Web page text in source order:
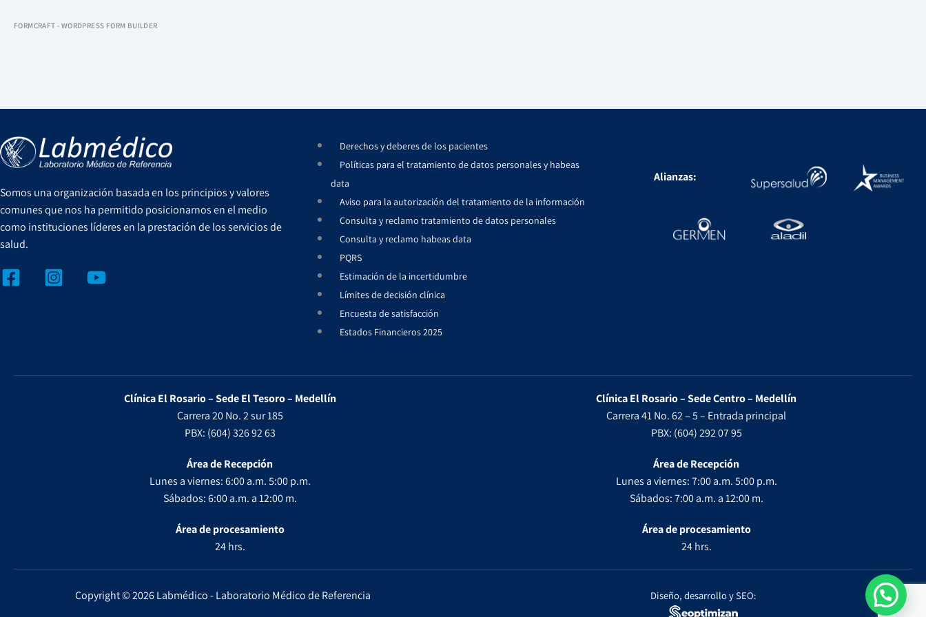
FORMCRAFT - WORDPRESS FORM BUILDER
Somos una organización basada en los principios y valores
comunes que nos ha permitido posicionarnos en el medio
como instituciones líderes en la prestación de los servicios de
salud.
Derechos y deberes de los pacientes
Políticas para el tratamiento de datos personales y habeas
data
Aviso para la autorización del tratamiento de la información
Consulta y reclamo tratamiento de datos personales
Consulta y reclamo habeas data
PQRS
Estimación de la incertidumbre
Límites de decisión clínica
Encuesta de satisfacción
Estados Financieros 2025
Alianzas:
Clínica El Rosario – Sede El Tesoro – Medellín
Carrera 20 No. 2 sur 185
PBX: (604) 326 92 63
Área de Recepción
Lunes a viernes: 6:00 a.m. 5:00 p.m.
Sábados: 6:00 a.m. a 12:00 m.
Área de procesamiento
24 hrs.
Clínica El Rosario – Sede Centro – Medellín
Carrera 41 No. 62 – 5 – Entrada principal
PBX: (604) 292 07 95
Área de Recepción
Lunes a viernes: 7:00 a.m. 5:00 p.m.
Sábados: 7:00 a.m. a 12:00 m.
Área de procesamiento
24 hrs.
Copyright © 2026 Labmédico - Laboratorio Médico de Referencia Diseño, desarrollo y SEO: